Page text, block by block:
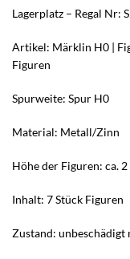
Lagerplatz – Regal Nr:
Artikel: Märklin H0 |
Figuren
Spurweite: Spur H0
Material: Metall/Zinn
Höhe der Figuren: ca. 2
Inhalt: 7 Stück Figuren
Zustand: unbeschädigt